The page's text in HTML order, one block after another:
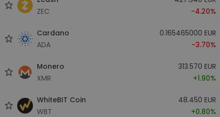
ZEC
-4.20%
Cardano
ADA
0.165465000 EUR
-3.70%
Monero
XMR
313.570 EUR
+1.90%
WhiteBIT Coin
WBT
48.450 EUR
+0.80%